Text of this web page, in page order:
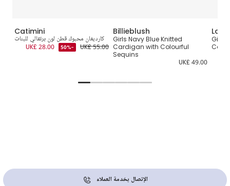
Catimini
كارديغان محبوك قطن لون برتقالي للبنات
UK£ 55.00
-50%
UK£ 28.00
Billieblush
Girls Navy Blue Knitted
Cardigan with Colourful
Sequins
UK£ 49.00
Girls
الإتصال بخدمة العملاء